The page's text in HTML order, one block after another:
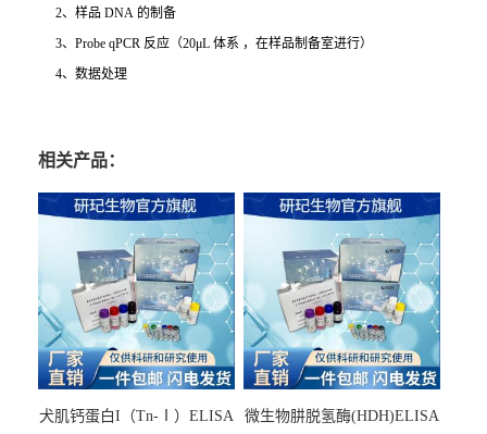
2、样品 DNA 的制备
3、Probe qPCR 反应（20μL 体系 ，在样品制备室进行）
4、数据处理
相关产品：
犬肌钙蛋白I（Tn-Ⅰ）ELISA
微生物肼脱氢酶(HDH)ELISA